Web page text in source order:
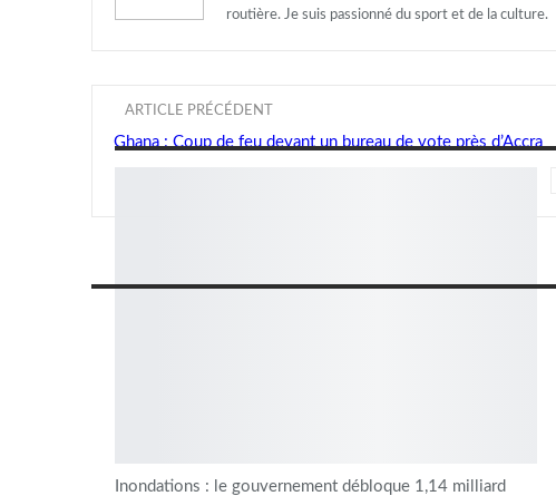
routière. Je suis passionné du sport et de la culture.
ARTICLE PRÉCÉDENT
Ghana : Coup de feu devant un bureau de vote près d’Accra
Inondations : le gouvernement débloque 1,14 milliard